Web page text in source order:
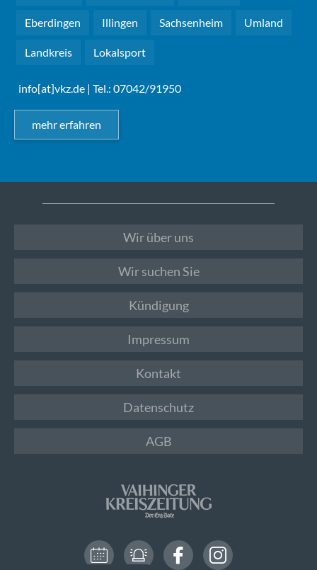
Eberdingen Illingen Sachsenheim Umland
Landkreis Lokalsport
info[at]vkz.de | Tel.: 07042/91950
mehr erfahren
Wir über uns
Wir suchen Sie
Kündigung
Impressum
Kontakt
Datenschutz
AGB